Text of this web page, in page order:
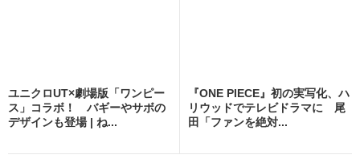
ユニクロUT×劇場版「ワンピー
ス」コラボ！ バギーやサボの
デザインも登場 | ね...
『ONE PIECE』初の実写化、ハ
リウッドでテレビドラマに 尾
田「ファンを絶対...